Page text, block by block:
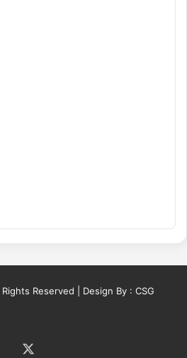
Reserved | Design By : CSG